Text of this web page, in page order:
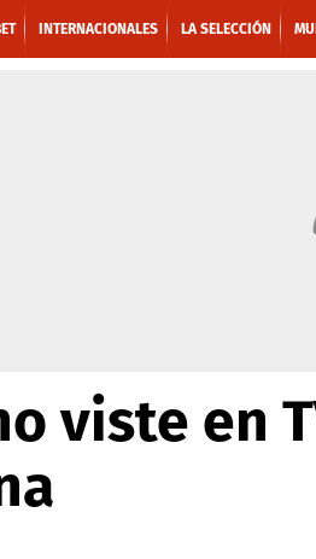
INTERNACIONALES LA SELECCIÓN
viste en